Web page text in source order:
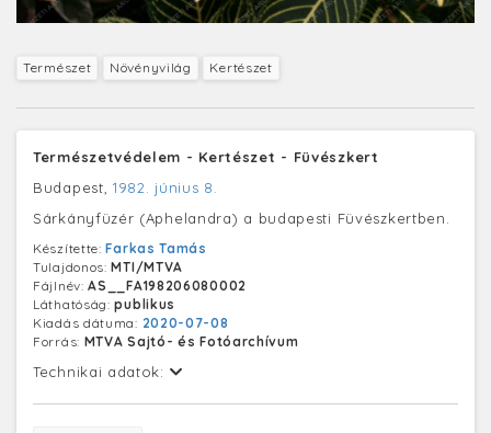
Természet Növényvilág Kertészet
Természetvédelem - Kertészet - Füvészkert
Budapest, 1982. június 8.
Sárkányfüzér (Aphelandra) a budapesti Füvészkertben.
Készítette:Farkas Tamás
Tulajdonos:MTI/MTVA
Fájlnév:AS__FA198206080002
Láthatóság:publikus
Kiadás dátuma: 2020-07-08
Forrás: MTVA Sajtó- és Fotóarchívum
Technikai adatok: